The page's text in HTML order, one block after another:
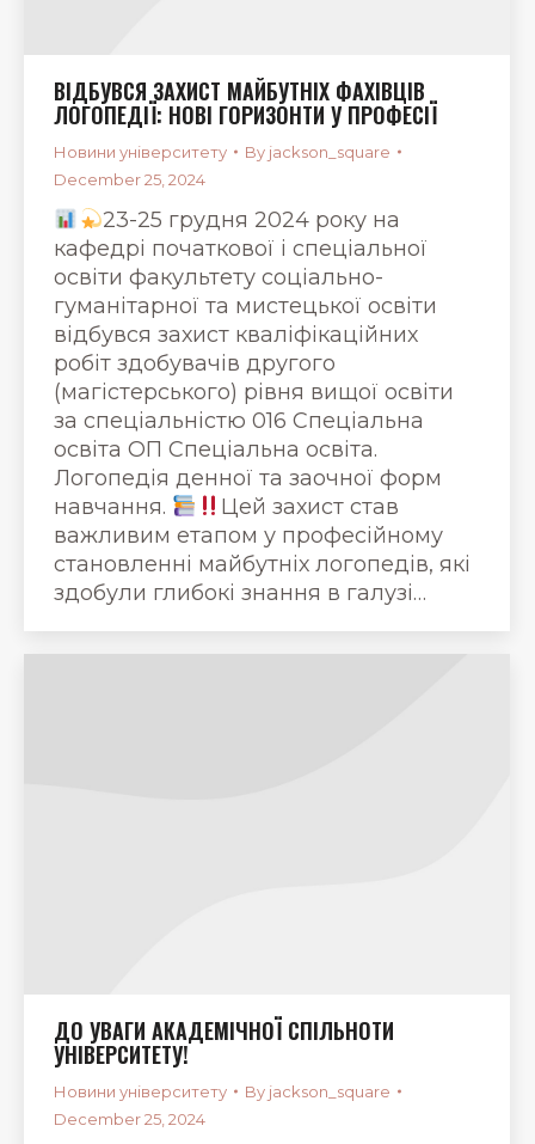
ВІДБУВСЯ ЗАХИСТ МАЙБУТНІХ ФАХІВЦІВ
ЛОГОПЕДІЇ: НОВІ ГОРИЗОНТИ У ПРОФЕСІЇ
Новини університету By jackson_square
December 25, 2024
23-25 грудня 2024 року на
кафедрі початкової і спеціальної
освіти факультету соціально-
гуманітарної та мистецької освіти
відбувся захист кваліфікаційних
робіт здобувачів другого
(магістерського) рівня вищої освіти
за спеціальністю 016 Спеціальна
освіта ОП Спеціальна освіта.
Логопедія денної та заочної форм
навчання.
Цей захист став
важливим етапом у професійному
становленні майбутніх логопедів, які
здобули глибокі знання в галузі…
ДО УВАГИ АКАДЕМІЧНОЇ СПІЛЬНОТИ
УНІВЕРСИТЕТУ!
Новини університету By jackson_square
December 25, 2024